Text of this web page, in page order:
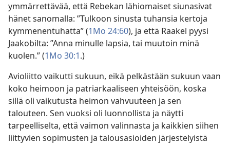
ymmärrettävää, että Rebekan lähiomaiset siunasivat
hänet sanomalla: ”Tulkoon sinusta tuhansia kertoja
kymmenentuhatta” (1Mo 24:60), ja että Raakel pyysi
Jaakobilta: ”Anna minulle lapsia, tai muutoin minä
kuolen.” (1Mo 30:1.)
Avioliitto vaikutti sukuun, eikä pelkästään sukuun vaan
koko heimoon ja patriarkaaliseen yhteisöön, koska
sillä oli vaikutusta heimon vahvuuteen ja sen
talouteen. Sen vuoksi oli luonnollista ja näytti
tarpeelliselta, että vaimon valinnasta ja kaikkien siihen
liittyvien sopimusten ja talousasioiden järjestelyistä